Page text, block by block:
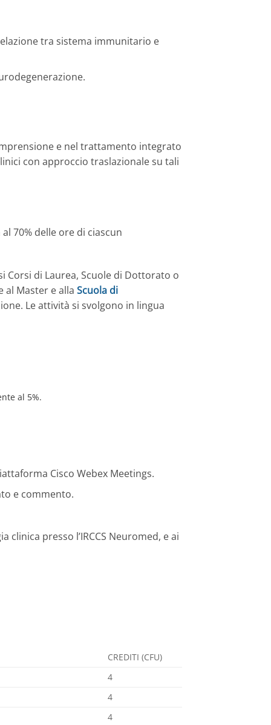
tra sistema immunitario e
e nel trattamento integrato
con approccio traslazionale su tali
70% delle ore di ciascun
Corsi di Laurea, Scuole di Dottorato o
al Master e alla Scuola di
Le attività si svolgono in lingua
al 5%.
Cisco Webex Meetings.
e commento.
presso l’IRCCS Neuromed, e ai
CREDITI (CFU)
4
4
4